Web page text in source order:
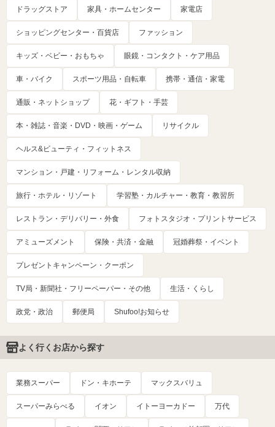
ドラッグストア 家具・ホームセンター 家電店
ショッピングセンター・百貨店 ファッション
キッズ・ベビー・おもちゃ 眼鏡・コンタクト・ケア用品
車・バイク スポーツ用品・自転車 携帯・通信・家電
通販・ネットショップ 花・ギフト・手芸
本・雑誌・音楽・DVD・映画・ゲーム リサイクル
ヘルス&ビューティ・フィットネス
マンション・戸建・リフォーム・レンタル収納
旅行・ホテル・リゾート 学習塾・カルチャー・教育・教習所
レストラン・デリバリー・外食 フォトスタジオ・プリントサービス
アミューズメント 保険・共済・金融 冠婚葬祭・イベント
プレゼントキャンペーン・クーポン
TV局・新聞社・フリーペーパー・その他 生活・くらし
政党・政治 郵便局 Shufoo!お知らせ
よく行くお店から探す
業務スーパー ドン・キホーテ マックスバリュ
スーパーみらべる イオン イトーヨーカドー 万代